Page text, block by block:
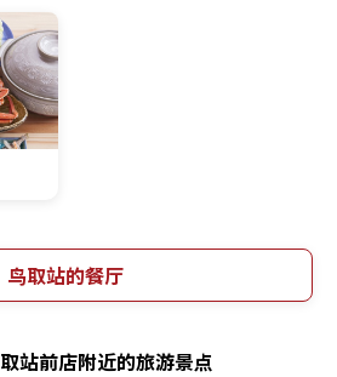
鸟取站的餐厅
站前店附近的旅游景点